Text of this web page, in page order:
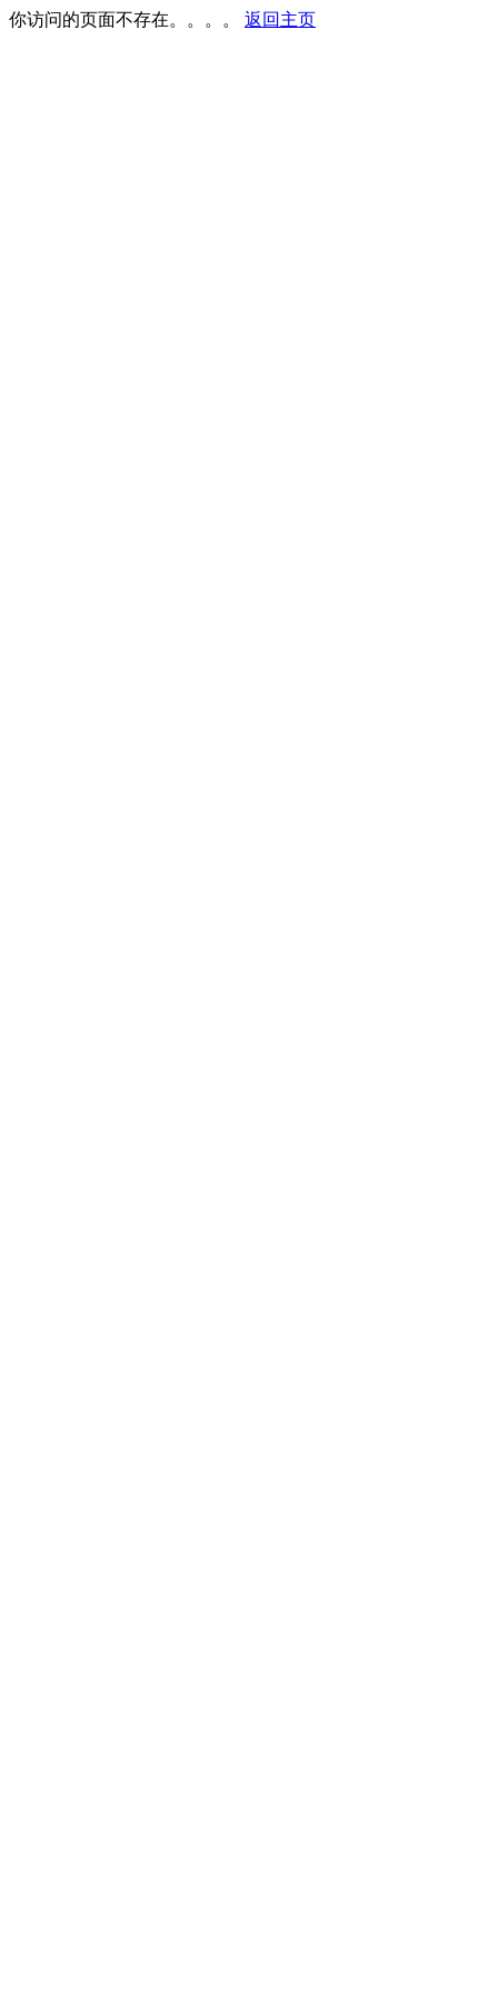
你访问的页面不存在。。。。 返回主页